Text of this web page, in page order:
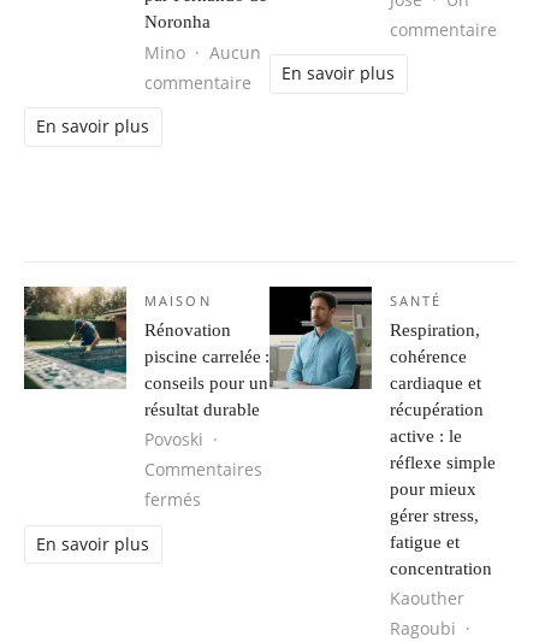
Noronha
Mino
Aucun
commentaire sur Séjour d’aventure au Brésil :
En savoir plus
commentaire
En savoir plus
MAISON
Rénovation
piscine carrelée :
conseils pour un
résultat durable
Povoski
Commentaires
fermés sur Rénovation piscine carrelée :
En savoir plus
SANTÉ
Respiration,
cohérence
cardiaque et
récupération
active : le
réflexe simple
pour mieux
gérer stress,
fatigue et
concentration
Kaouther
Ragoubi